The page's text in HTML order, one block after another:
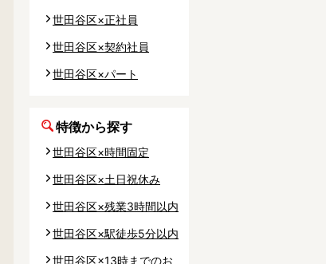
世田谷区×正社員
世田谷区×契約社員
世田谷区×パート
特徴から探す
世田谷区×時間固定
世田谷区×土日祝休み
世田谷区×残業3時間以内
世田谷区×駅徒歩5分以内
世田谷区×13時までのお